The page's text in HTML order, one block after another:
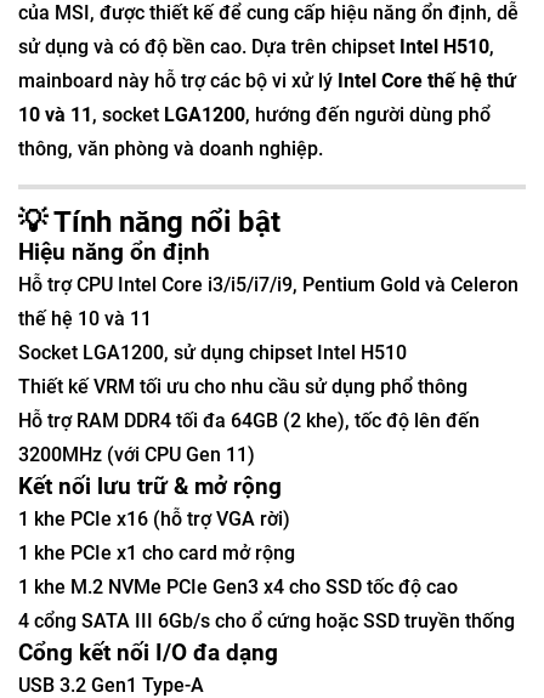
của MSI, được thiết kế để cung cấp hiệu năng ổn định, dễ
sử dụng và có độ bền cao. Dựa trên chipset Intel H510,
mainboard này hỗ trợ các bộ vi xử lý Intel Core thế hệ thứ
10 và 11, socket LGA1200, hướng đến người dùng phổ
thông, văn phòng và doanh nghiệp.
💡 Tính năng nổi bật
Hiệu năng ổn định
Hỗ trợ CPU Intel Core i3/i5/i7/i9, Pentium Gold và Celeron
thế hệ 10 và 11
Socket LGA1200, sử dụng chipset Intel H510
Thiết kế VRM tối ưu cho nhu cầu sử dụng phổ thông
Hỗ trợ RAM DDR4 tối đa 64GB (2 khe), tốc độ lên đến
3200MHz (với CPU Gen 11)
Kết nối lưu trữ & mở rộng
1 khe PCIe x16 (hỗ trợ VGA rời)
1 khe PCIe x1 cho card mở rộng
1 khe M.2 NVMe PCIe Gen3 x4 cho SSD tốc độ cao
4 cổng SATA III 6Gb/s cho ổ cứng hoặc SSD truyền thống
Cổng kết nối I/O đa dạng
USB 3.2 Gen1 Type-A